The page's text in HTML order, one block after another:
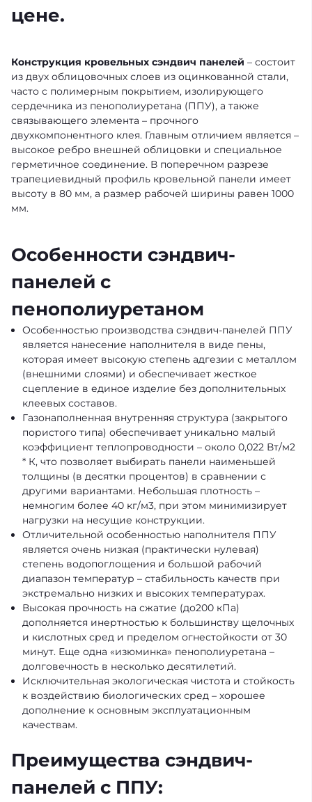
цене.
Конструкция кровельных сэндвич панелей – состоит
из двух облицовочных слоев из оцинкованной стали,
часто с полимерным покрытием, изолирующего
сердечника из пенополиуретана (ППУ), а также
связывающего элемента – прочного
двухкомпонентного клея. Главным отличием является –
высокое ребро внешней облицовки и специальное
герметичное соединение. В поперечном разрезе
трапециевидный профиль кровельной панели имеет
высоту в 80 мм, а размер рабочей ширины равен 1000
мм.
Особенности сэндвич-
панелей с
пенополиуретаном
Особенностью производства сэндвич-панелей ППУ
является нанесение наполнителя в виде пены,
которая имеет высокую степень адгезии с металлом
(внешними слоями) и обеспечивает жесткое
сцепление в единое изделие без дополнительных
клеевых составов.
Газонаполненная внутренняя структура (закрытого
пористого типа) обеспечивает уникально малый
коэффициент теплопроводности – около 0,022 Вт/м2
* К, что позволяет выбирать панели наименьшей
толщины (в десятки процентов) в сравнении с
другими вариантами. Небольшая плотность –
немногим более 40 кг/м3, при этом минимизирует
нагрузки на несущие конструкции.
Отличительной особенностью наполнителя ППУ
является очень низкая (практически нулевая)
степень водопоглощения и большой рабочий
диапазон температур – стабильность качеств при
экстремально низких и высоких температурах.
Высокая прочность на сжатие (до200 кПа)
дополняется инертностью к большинству щелочных
и кислотных сред и пределом огнестойкости от 30
минут. Еще одна «изюминка» пенополиуретана –
долговечность в несколько десятилетий.
Исключительная экологическая чистота и стойкость
к воздействию биологических сред – хорошее
дополнение к основным эксплуатационным
качествам.
Преимущества сэндвич-
панелей с ППУ: